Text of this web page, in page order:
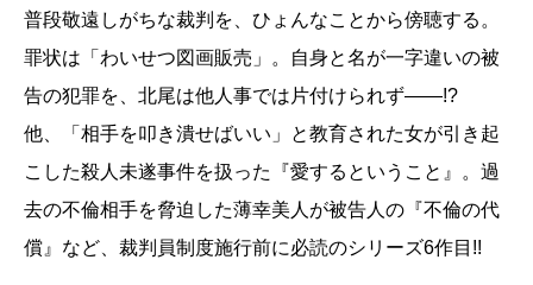
普段敬遠しがちな裁判を、ひょんなことから傍聴する。
罪状は「わいせつ図画販売」。自身と名が一字違いの被
告の犯罪を、北尾は他人事では片付けられず――!?
他、「相手を叩き潰せばいい」と教育された女が引き起
こした殺人未遂事件を扱った『愛するということ』。過
去の不倫相手を脅迫した薄幸美人が被告人の『不倫の代
償』など、裁判員制度施行前に必読のシリーズ6作目!!